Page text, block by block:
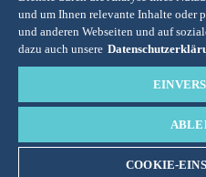
Europa-Park
Traumatica – Festival
Liebhaberstücke
TALENT
Charaktere
Ed Euromaus
Edda Euromausi
und um Ihnen relevante Inhalte oder
und anderen Webseiten und auf
dazu auch unsere
COOKIE-